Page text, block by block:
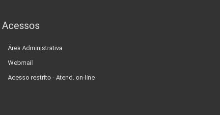
Acessos
Área Administrativa
Webmail
Acesso restrito - Atend. on-line